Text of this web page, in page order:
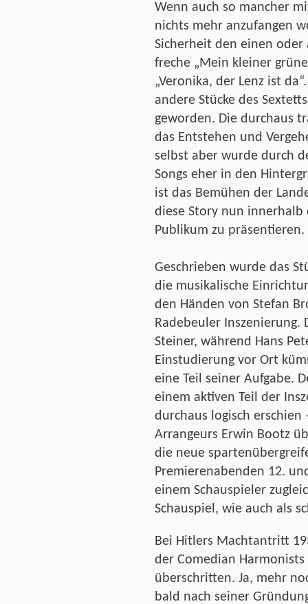
Wenn auch so mancher
nichts mehr anzufangen
Sicherheit den einen oder
freche „Mein kleiner
„Veronika, der Lenz ist
andere Stücke des
geworden. Die durchaus
das Entstehen und
selbst aber wurde durch
Songs eher in den
ist das Bemühen der
diese Story nun innerhalb
Publikum zu präsentieren.
Geschrieben wurde das
die musikalische
den Händen von Stefan
Radebeuler Inszenierung.
Steiner, während Hans
Einstudierung vor Ort
eine Teil seiner Aufgabe.
einem aktiven Teil der
durchaus logisch
Arrangeurs Erwin Bootz
die neue
Premierenabenden 12.
einem Schauspieler
Schauspiel, wie auch als
Bei Hitlers Machtantritt
der Comedian
überschritten. Ja, mehr
bald nach seiner